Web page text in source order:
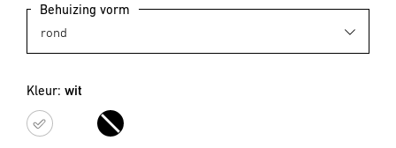
Behuizing vorm
Kleur: wit
wit zwart